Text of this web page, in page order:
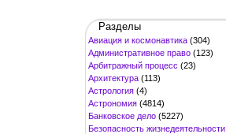
Разделы
Авиация и космонавтика (304)
Административное право (123)
Арбитражный процесс (23)
Архитектура (113)
Астрология (4)
Астрономия (4814)
Банковское дело (5227)
Безопасность жизнедеятельности